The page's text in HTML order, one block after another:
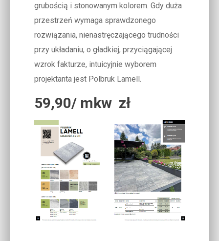
grubością i stonowanym kolorem. Gdy duża
przestrzeń wymaga sprawdzonego
rozwiązania, nienastręczającego trudności
przy układaniu, o gładkiej, przyciągającej
wzrok fakturze, intuicyjnie wyborem
projektanta jest Polbruk Lamell.
59,90/ mkw zł